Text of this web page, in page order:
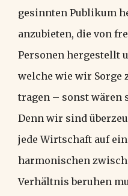
gesinnten Publikum
anzubieten, die von
Personen hergestellt
welche wie wir Sorge
tragen – sonst wären
Denn wir sind
jede Wirtschaft auf
harmonischen
Verhältnis beruhen